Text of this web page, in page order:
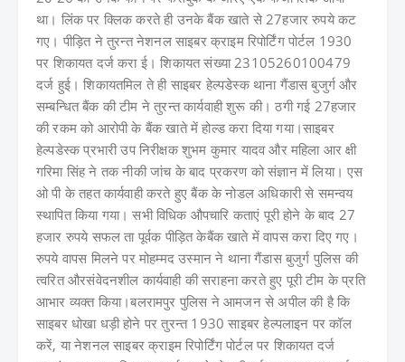
था। लिंक पर क्लिक करते ही उनके बैंक खाते से 27हजार रुपये कट
गए। पीड़ित ने तुरन्त नेशनल साइबर क्राइम रिपोर्टिंग पोर्टल 1930
पर शिकायत दर्ज करा ई। शिकायत संख्या 23105260100479
दर्ज हुई। शिकायतमिल ते ही साइबर हेल्पडेस्क थाना गैंडास बुजुर्ग और
सम्बन्धित बैंक की टीम ने तुरन्त कार्यवाही शुरू की। ठगी गई 27हजार
की रकम को आरोपी के बैंक खाते में होल्ड करा दिया गया।साइबर
हेल्पडेस्क प्रभारी उप निरीक्षक शुभम कुमार यादव और महिला आर क्षी
गरिमा सिंह ने तक नीकी जांच के बाद प्रकरण को संज्ञान में लिया। एस
ओ पी के तहत कार्यवाही करते हुए बैंक के नोडल अधिकारी से समन्वय
स्थापित किया गया। सभी विधिक औपचारि कताएं पूरी होने के बाद 27
हजार रुपये सफल ता पूर्वक पीड़ित केबैंक खाते में वापस करा दिए गए।
रुपये वापस मिलने पर मोहम्मद उस्मान ने थाना गैंडास बुजुर्ग पुलिस की
त्वरित औरसंवेदनशील कार्यवाही की सराहना करते हुए पूरी टीम के प्रति
आभार व्यक्त किया।बलरामपुर पुलिस ने आमजन से अपील की है कि
साइबर धोखा धड़ी होने पर तुरन्त 1930 साइबर हेल्पलाइन पर कॉल
करें, या नेशनल साइबर क्राइम रिपोर्टिंग पोर्टल पर शिकायत दर्ज